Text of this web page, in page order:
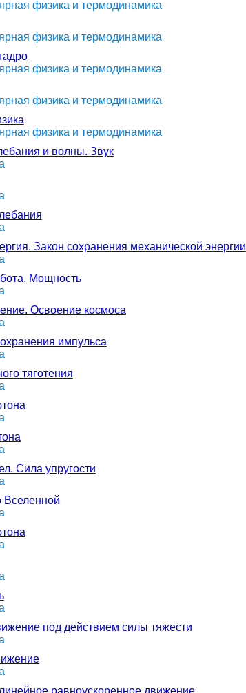
физика и термодинамика
физика и термодинамика
физика и термодинамика
физика и термодинамика
физика и термодинамика
и волны. Звук
Закон сохранения механической энергии
Мощность
Освоение космоса
импульса
тяготения
Сила упругости
Вселенной
под действием силы тяжести
равноускоренное движение